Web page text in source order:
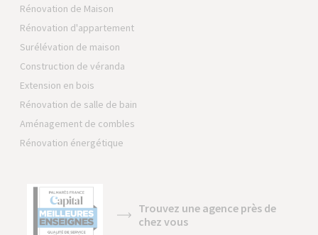
Rénovation de Maison
Rénovation d'appartement
Surélévation de maison
Construction de véranda
Extension en bois
Rénovation de salle de bain
Aménagement de combles
Rénovation énergétique
Trouvez une agence près de
chez vous